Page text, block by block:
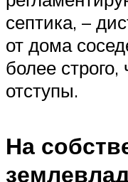
септика, –
от дома
более
отступы.
На